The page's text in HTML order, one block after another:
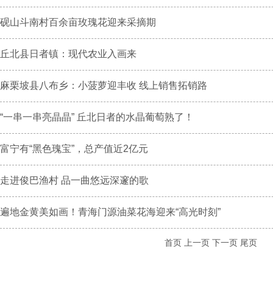
砚山斗南村百余亩玫瑰花迎来采摘期
丘北县日者镇：现代农业入画来
麻栗坡县八布乡：小菠萝迎丰收 线上销售拓销路
“一串一串亮晶晶” 丘北日者的水晶葡萄熟了！
富宁有“黑色瑰宝”，总产值近2亿元
走进俊巴渔村 品一曲悠远深邃的歌
遍地金黄美如画！青海门源油菜花海迎来“高光时刻”
首页 上一页 下一页 尾页